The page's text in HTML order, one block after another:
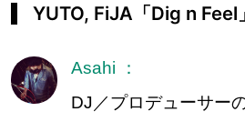
YUTO, FiJA「Dig n Feel」
Asahi ：
DJ／プロデューサー